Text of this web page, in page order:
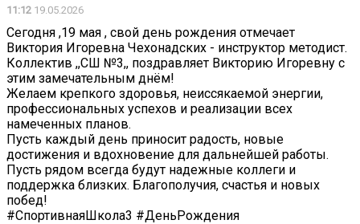
11:12 19.05.2026
Сегодня ,19 мая , свой день рождения отмечает
Виктория Игоревна Чехонадских - инструктор методист.
Коллектив ,,СШ №3,, поздравляет Викторию Игоревну с
этим замечательным днём!
️Желаем крепкого здоровья, неиссякаемой энергии,
профессиональных успехов и реализации всех
намеченных планов.
Пусть каждый день приносит радость, новые
достижения и вдохновение для дальнейшей работы.
Пусть рядом всегда будут надежные коллеги и
поддержка близких. Благополучия, счастья и новых
побед!
#СпортивнаяШкола3 #ДеньРождения